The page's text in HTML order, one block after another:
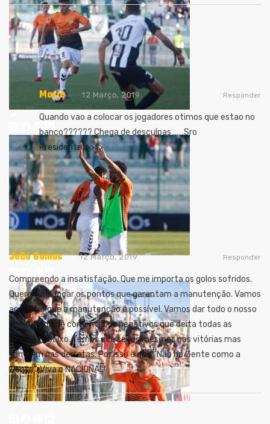
Maria 12 Março, 2019
Quando vao a colocar os jogadores otimos que estao no
banco?????? Chega de desculpas…….Sro
Presidente>>>>>
Responder
João Gomes 12 Março, 2019
Compreendo a insatisfação. Que me importa os golos sofridos.
Quero é alcançar os pontos que garantam a manutenção. Vamos
acreditar que a manutenção é possível. Vamos dar todo o nosso
apoio. Nada de comentários negativos que deita todas as
pessoas abaixo. Temos que ser os mesmos nas vitórias mas
também nas derrotas. Por isso é que “Não há Gente como a
Gente”. Viva o NACIONAL!
Responder